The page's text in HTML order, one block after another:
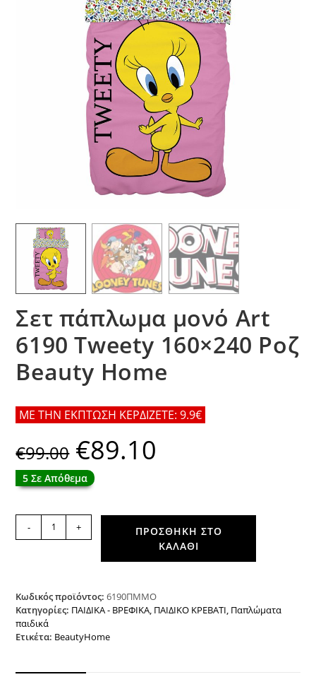
Σετ πάπλωμα μονό Art
6190 Tweety 160×240 Ροζ
Beauty Home
ΜΕ ΤΗΝ ΕΚΠΤΩΣΗ ΚΕΡΔΙΖΕΤΕ: 9.9€
€99.00 Original
price
was:
€99.00.
€89.10
5 Σε Απόθεμα
πάπλωμα
Tweety
160x240
Ροζ
Beauty
ποσότητα
- +
ΠΡΟΣΘΉΚΗ ΣΤΟ
ΚΑΛΆΘΙ
Κωδικός προϊόντος:6190ΠΜΜΟ
Κατηγορίες: ΠΑΙΔΙΚΑ - ΒΡΕΦΙΚΑ, ΠΑΙΔΙΚΟ ΚΡΕΒΑΤΙ, Παπλώματα
παιδικά
Ετικέτα: BeautyHome